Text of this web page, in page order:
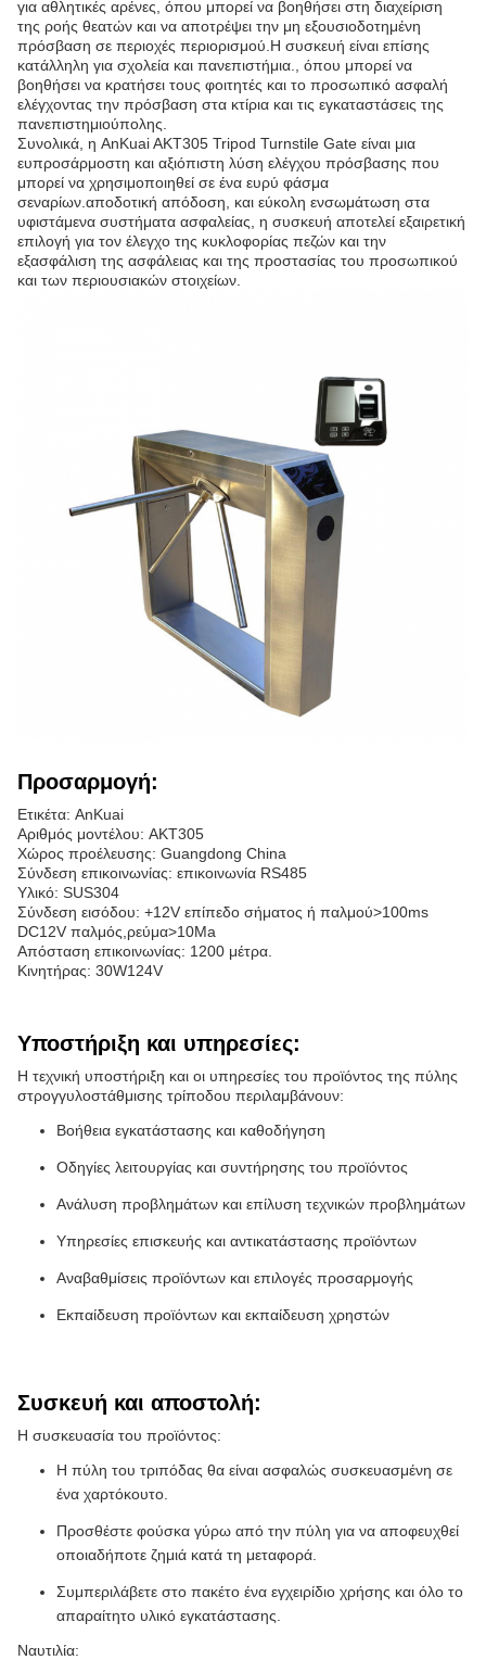
για αθλητικές αρένες, όπου μπορεί να βοηθήσει στη διαχείριση
της ροής θεατών και να αποτρέψει την μη εξουσιοδοτημένη
πρόσβαση σε περιοχές περιορισμού.Η συσκευή είναι επίσης
κατάλληλη για σχολεία και πανεπιστήμια., όπου μπορεί να
βοηθήσει να κρατήσει τους φοιτητές και το προσωπικό ασφαλή
ελέγχοντας την πρόσβαση στα κτίρια και τις εγκαταστάσεις της
πανεπιστημιούπολης.
Συνολικά, η AnKuai AKT305 Tripod Turnstile Gate είναι μια
ευπροσάρμοστη και αξιόπιστη λύση ελέγχου πρόσβασης που
μπορεί να χρησιμοποιηθεί σε ένα ευρύ φάσμα
σεναρίων.αποδοτική απόδοση, και εύκολη ενσωμάτωση στα
υφιστάμενα συστήματα ασφαλείας, η συσκευή αποτελεί εξαιρετική
επιλογή για τον έλεγχο της κυκλοφορίας πεζών και την
εξασφάλιση της ασφάλειας και της προστασίας του προσωπικού
και των περιουσιακών στοιχείων.
Προσαρμογή:
Ετικέτα: AnKuai
Αριθμός μοντέλου: AKT305
Χώρος προέλευσης: Guangdong China
Σύνδεση επικοινωνίας: επικοινωνία RS485
Υλικό: SUS304
Σύνδεση εισόδου: +12V επίπεδο σήματος ή παλμού>100ms
DC12V παλμός,ρεύμα>10Ma
Απόσταση επικοινωνίας: 1200 μέτρα.
Κινητήρας: 30W124V
Υποστήριξη και υπηρεσίες:
Η τεχνική υποστήριξη και οι υπηρεσίες του προϊόντος της πύλης
στρογγυλοστάθμισης τρίποδου περιλαμβάνουν:
Βοήθεια εγκατάστασης και καθοδήγηση
Οδηγίες λειτουργίας και συντήρησης του προϊόντος
Ανάλυση προβλημάτων και επίλυση τεχνικών προβλημάτων
Υπηρεσίες επισκευής και αντικατάστασης προϊόντων
Αναβαθμίσεις προϊόντων και επιλογές προσαρμογής
Εκπαίδευση προϊόντων και εκπαίδευση χρηστών
Συσκευή και αποστολή:
Η συσκευασία του προϊόντος:
Η πύλη του τριπόδας θα είναι ασφαλώς συσκευασμένη σε
ένα χαρτόκουτο.
Προσθέστε φούσκα γύρω από την πύλη για να αποφευχθεί
οποιαδήποτε ζημιά κατά τη μεταφορά.
Συμπεριλάβετε στο πακέτο ένα εγχειρίδιο χρήσης και όλο το
απαραίτητο υλικό εγκατάστασης.
Ναυτιλία: